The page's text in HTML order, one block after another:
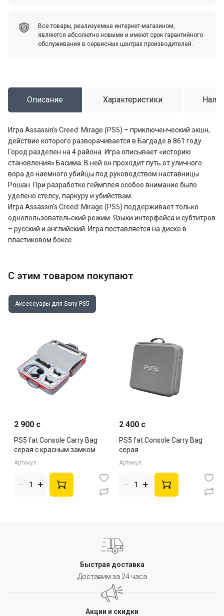
Все товары, реализуемые интернет-магазином,
являются абсолютно новыми и имеют срок гарантийного
обслуживания в сервисных центрах производителей.
Описание Характеристики
Игра Assassin's Creed: Mirage (PS5) – приключенческий экшн,
действие которого разворачивается в Багдаде в 861 году.
Город разделен на 4 района. Игра описывает «историю
становления» Басима. В ней он проходит путь от уличного
вора до наемного убийцы под руководством наставницы
Рошан. При разработке геймплея особое внимание было
уделено стелсу, паркуру и убийствам.
Игра Assassin's Creed: Mirage (PS5) поддерживает только
однопользовательский режим. Языки интерфейса и субтитров
– русский и английский. Игра поставляется на диске в
пластиковом боксе.
С этим товаром покупают
Аксессуары для Sony PS5
2 900 c
PS5 fat Console Carry Bag
серая с красным замком
Артикул:
2 400 c
PS5 fat Console Carry Bag
серая
Артикул:
Быстрая доставка
Доставим за 24 часа
Акции и скидки